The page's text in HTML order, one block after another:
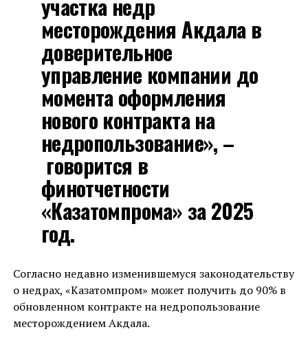
участка недр
месторождения Акдала в
доверительное
управление компании до
момента оформления
нового контракта на
недропользование», –
говорится в
финотчетности
«Казатомпрома» за 2025
год.
Согласно недавно изменившемуся законодательству
о недрах, «Казатомпром» может получить до 90% в
обновленном контракте на недропользование
месторождением Акдала.